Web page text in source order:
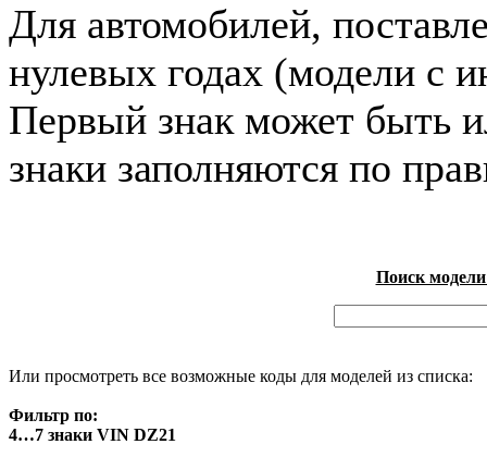
Для автомобилей,
нулевых годах (модели с
Первый знак может быть
знаки заполняются по
Поиск
Или просмотреть все возможные коды для моделей из списка:
Фильтр по:
4…7 знаки VIN DZ21